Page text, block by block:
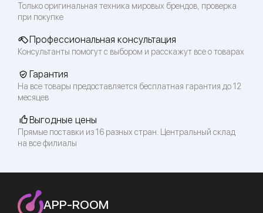
Только оригинальная техника мировых брендов, проверка
при покупке
Профессиональная консультация
Консультанты помогут с выбором и расскажут все о товарах
Гарантия
На все товары предоставляется бесплатная гарантия до 12
месяцев
Выгодные цены
Прямые поставки из 16 разных стран. Центральный склад
на все филиалы
APP-ROOM